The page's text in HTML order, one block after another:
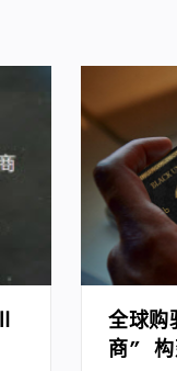
全球购
商” 构